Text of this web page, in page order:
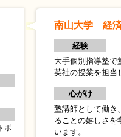
ボ
南山大学 経
経験
大手個別指導塾で
英社の授業を担
心がけ
塾講師として働き
ることの嬉しさを
います。